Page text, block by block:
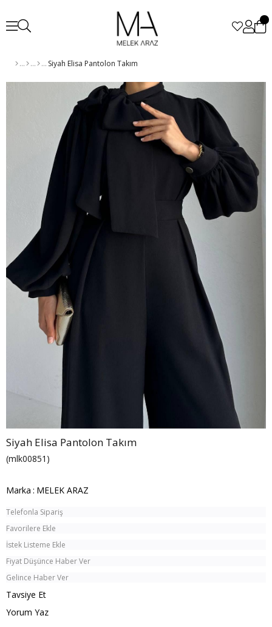
Siyah Elisa Pantolon Takım
Siyah Elisa Pantolon Takım
(mlk00851)
Marka : MELEK ARAZ
Telefonla Sipariş
Favorilere Ekle
İstek Listeme Ekle
Fiyat Düşünce Haber Ver
Gelince Haber Ver
Tavsiye Et
Yorum Yaz